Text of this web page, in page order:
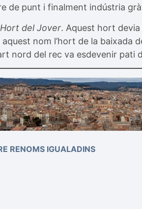
de punt i finalment indústria
Hort del Jover. Aquest hort
nom l’hort de la baixada
nord del rec va esdevenir pati
RENOMS IGUALADINS